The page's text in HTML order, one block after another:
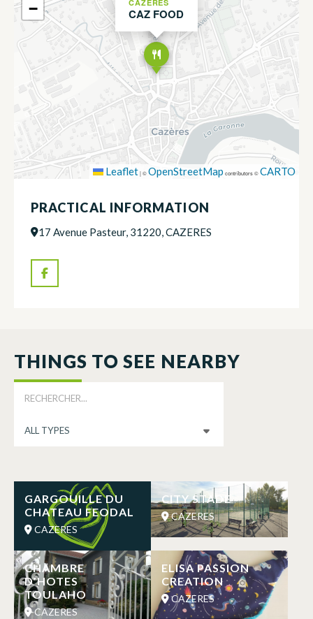
CAZERES
CAZ FOOD
−
Leaflet|©OpenStreetMap contributors ©CARTO
PRACTICAL INFORMATION
17 Avenue Pasteur, 31220, CAZERES
THINGS TO SEE NEARBY
GARGOUILLE DU
CHATEAU FEODAL
CAZERES
CITY STADE
CAZERES
CHAMBRE
D’HOTES
TOULAHO
CAZERES
ELISA PASSION
CREATION
CAZERES